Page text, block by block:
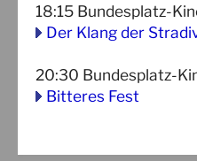
18:15 Bundesplatz-
Der Klang der
20:30 Bundesplatz-
Bitteres Fest